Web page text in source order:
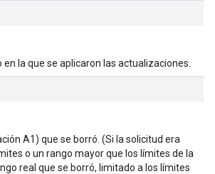
en la que se aplicaron las actualizaciones.
A1) que se borró. (Si la solicitud era
o un rango mayor que los límites de la
real que se borró, limitado a los límites